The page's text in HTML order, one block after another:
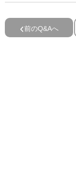
前のQ&Aへ